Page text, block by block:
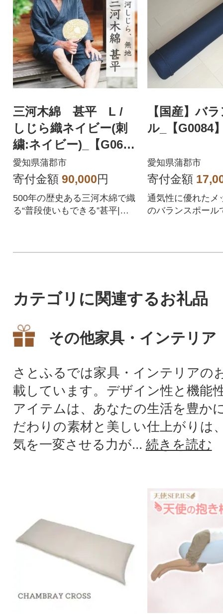
三河木綿 甚平 L /
しじら織ネイビー(刺
繍:ネイビー)_【G067
4】
愛知県蒲郡市
寄付金額 90,000円
500年の歴史ある三河木綿で織
る“普段使いもできる”甚平|涼
【国産】バ
ル_【G0084
愛知県蒲郡市
寄付金額
通気性に優れたメ
のバランスポール
カテゴリに関連するお礼品
その他家具・インテリア
さとふるでは家具・インテリアの
載しています。デザイン性と機能
アイテムは、あなたの生活を豊か
だわりの素材と美しい仕上がりは
気を一変させる力が... 続きを読む